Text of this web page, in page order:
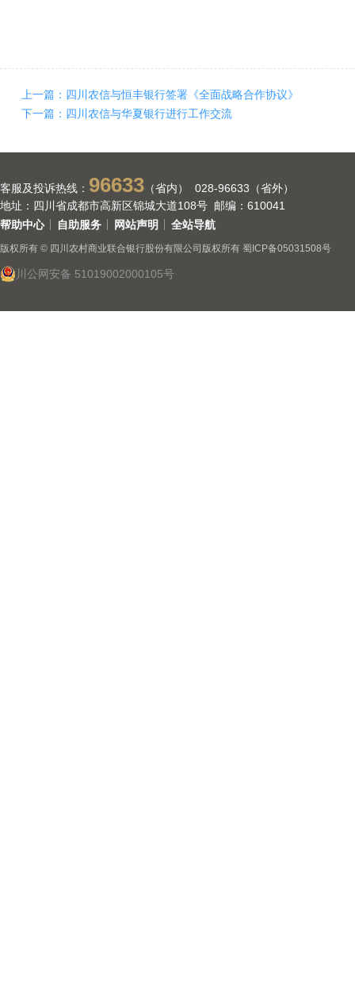
上一篇：四川农信与恒丰银行签署《全面战略合作协议》
下一篇：四川农信与华夏银行进行工作交流
客服及投诉热线： 96633 （省内） 028-96633（省外）
地址：四川省成都市高新区锦城大道108号 邮编：610041
帮助中心
自助服务 网站声明 全站导航
版权所有 © 四川农村商业联合银行股份有限公司版权所有 蜀ICP备05031508号
川公网安备 51019002000105号